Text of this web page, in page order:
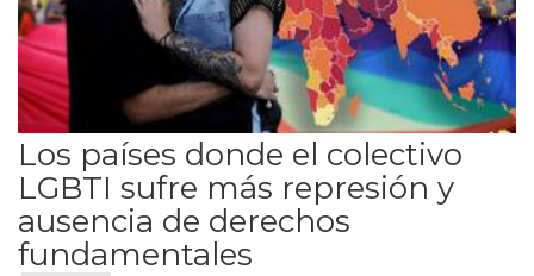
Los países donde el colectivo
LGBTI sufre más represión y
ausencia de derechos
fundamentales